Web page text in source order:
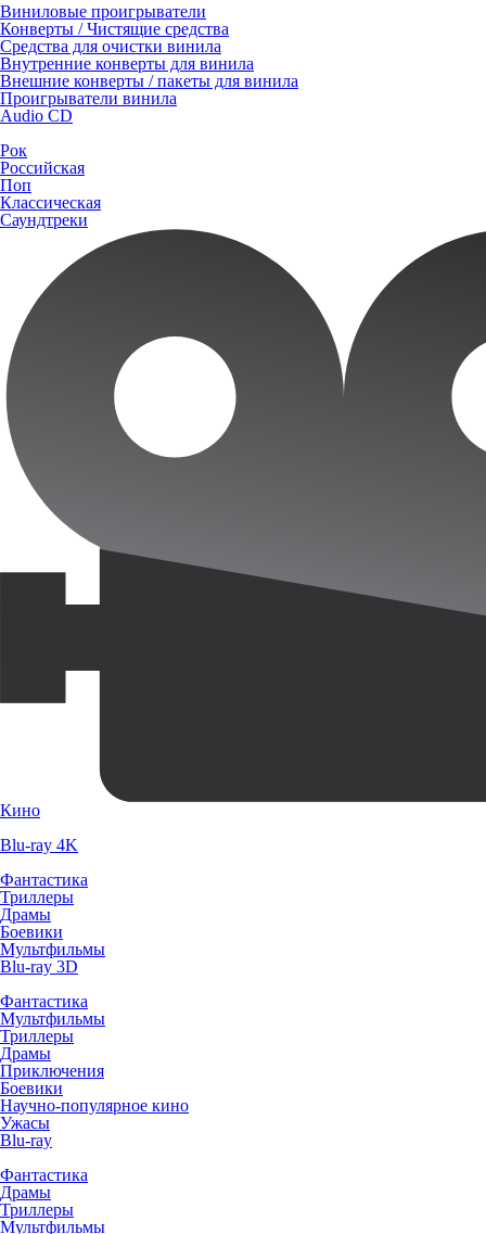
Виниловые проигрыватели
Конверты / Чистящие средства
Средства для очистки винила
Внутренние конверты для винила
Внешние конверты / пакеты для винила
Проигрыватели винила
Audio CD
Рок
Российская
Поп
Классическая
Саундтреки
Кино
Blu-ray 4K
Фантастика
Триллеры
Драмы
Боевики
Мультфильмы
Blu-ray 3D
Фантастика
Мультфильмы
Триллеры
Драмы
Приключения
Боевики
Научно-популярное кино
Ужасы
Blu-ray
Фантастика
Драмы
Триллеры
Мультфильмы